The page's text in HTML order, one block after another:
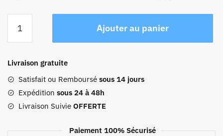
Sac
Voyage
Avec
Compartiment
Chaussures
Ajouter au panier
Livraison gratuite
Satisfait ou Remboursé sous 14 jours
Expédition sous 24 à 48h
Livraison Suivie OFFERTE
Paiement 100% Sécurisé